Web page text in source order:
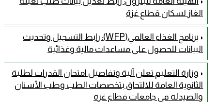
الغاز لسكان قطاع غزة
برنامج الغذاء العالمي(WFP): رابط التسجيل وتحديث
البيانات للحصول على مساعدات مالية وغذائية
وزارة التعليم تعلن آلية وتفاصيل امتحان القدرات لطلبة
الثانوية العامة للالتحاق بتخصصات الطب وطب الأسنان
والصيدلة في جامعات قطاع غزة